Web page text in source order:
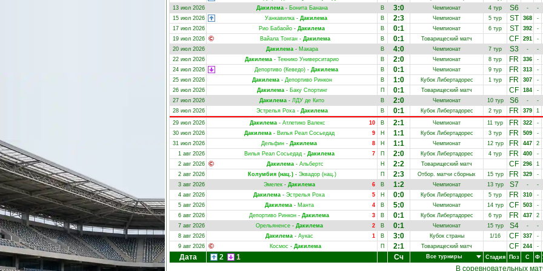
13 июл 2026
Дакилема- Бонита Банана В 3:0 Чемпионат 4 тур S6 - -
15 июл 2026
Уанкавилка - Дакилема В 2:3 Чемпионат 5 тур ST 368 -
17 июл 2026
Рио Бабаойо - Дакилема В 0:1 Чемпионат 6 тур ST 392 -
19 июл 2026
Вайала Тонган - Дакилема В 0:1 Товарищеский матч CF 291 -
20 июл 2026
Дакилема- Макара В 4:0 Чемпионат 7 тур S3 - -
22 июл 2026
Дакилема - Текнико Университарио В 2:0 Чемпионат 8 тур FR 336 -
24 июл 2026
Депортиво (Кеведо)- Дакилема В 0:1 Чемпионат 9 тур FR 313 -
25 июл 2026
Дакилема- Депортиво Ринкон В 1:0 Кубок Либертадорес 1 тур FR 307 -
26 июл 2026
Дакилема- Баку Спортинг П 0:1 Товарищеский матч CF 184 -
27 июл 2026
Дакилема - ЛДУ де Кито В 2:0 Чемпионат 10 тур S6 - -
28 июл 2026
Эстрелья Роха- Дакилема В 0:1 Кубок Либертадорес 2 тур FR 379 1
29 июл 2026
10
Дакилема - Атлетико Валекс В 2:1 Чемпионат 11 тур FR 322 -
30 июл 2026
9
Дакилема- Вилья Реал Сосьедад Н 1:1 Кубок Либертадорес 3 тур FR 509 -
31 июл 2026
8
Дельфин - Дакилема Н 1:1 Чемпионат 12 тур FR 447 2
1 авг 2026
7
Вилья Реал Сосьедад- Дакилема П 2:0 Кубок Либертадорес 4 тур FR 400 -
2 авг 2026
Дакилема - Альбертс Н 2:2 Товарищеский матч CF 296 1
2 авг 2026
Колумбия (нац.)- Эквадор (нац.) П 2:3 Отбор. матчи сборных 15 тур FR 329 -
3 авг 2026
6
Эмелек- Дакилема В 1:2 Чемпионат 13 тур S7 - -
4 авг 2026
5
Дакилема - Эстрелья Роха Н 0:0 Кубок Либертадорес 5 тур FR 310 -
5 авг 2026
4
Дакилема- Манта В 5:0 Чемпионат 14 тур CF 503 -
6 авг 2026
3
Депортиво Ринкон - Дакилема В 0:1 Кубок Либертадорес 6 тур FR 437 2
7 авг 2026
2
Орельяненсе- Дакилема В 0:1 Чемпионат 15 тур S4 - -
8 авг 2026
1
Дакилема- Аукас В 3:0 Кубок страны 1/16 CF 337 -
9 авг 2026
Космос - Дакилема П 2:1 Товарищеский матч CF 244 -
Дата 2 1 Сч Все турниры Стадия Поз С Ф
В соревновательных